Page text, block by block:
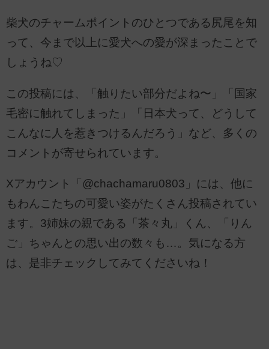
柴犬のチャームポイントのひとつである尻尾を知
って、今まで以上に愛犬への愛が深まったことで
しょうね♡
この投稿には、「触りたい部分だよね〜」「国家
毛密に触れてしまった」「日本犬って、どうして
こんなに人を惹きつけるんだろう」など、多くの
コメントが寄せられています。
Xアカウント「@chachamaru0803」には、他に
もわんこたちの可愛い姿がたくさん投稿されてい
ます。3姉妹の親である「茶々丸」くん、「りん
ご」ちゃんとの思い出の数々も…。気になる方
は、是非チェックしてみてくださいね！